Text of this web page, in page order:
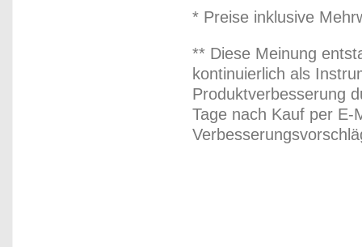
* Preise inklusive
** Diese Meinung
kontinuierlich als
Produktverbesserung
Tage nach Kauf per E-